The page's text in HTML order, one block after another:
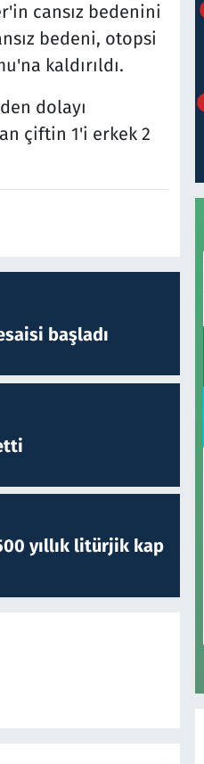
cansız bedenini
bedeni, otopsi
kaldırıldı.
dolayı
çiftin 1'i erkek 2
başladı
yıllık litürjik kap